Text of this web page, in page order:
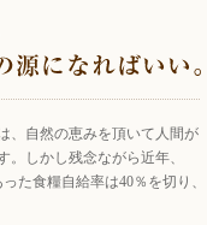
、自然の恵みを頂いて人間が
しかし残念ながら近年、
た食糧自給率は40％を切り、